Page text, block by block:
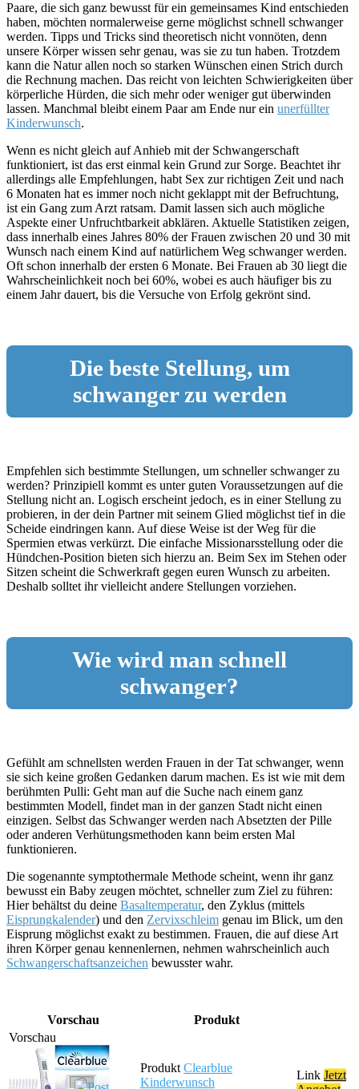
Paare, die sich ganz bewusst für ein gemeinsames Kind entschieden
haben, möchten normalerweise gerne möglichst schnell schwanger
werden. Tipps und Tricks sind theoretisch nicht vonnöten, denn
unsere Körper wissen sehr genau, was sie zu tun haben. Trotzdem
kann die Natur allen noch so starken Wünschen einen Strich durch
die Rechnung machen. Das reicht von leichten Schwierigkeiten über
körperliche Hürden, die sich mehr oder weniger gut überwinden
lassen. Manchmal bleibt einem Paar am Ende nur ein unerfüllter
Kinderwunsch.
Wenn es nicht gleich auf Anhieb mit der Schwangerschaft
funktioniert, ist das erst einmal kein Grund zur Sorge. Beachtet ihr
allerdings alle Empfehlungen, habt Sex zur richtigen Zeit und nach
6 Monaten hat es immer noch nicht geklappt mit der Befruchtung,
ist ein Gang zum Arzt ratsam. Damit lassen sich auch mögliche
Aspekte einer Unfruchtbarkeit abklären. Aktuelle Statistiken zeigen,
dass innerhalb eines Jahres 80% der Frauen zwischen 20 und 30 mit
Wunsch nach einem Kind auf natürlichem Weg schwanger werden.
Oft schon innerhalb der ersten 6 Monate. Bei Frauen ab 30 liegt die
Wahrscheinlichkeit noch bei 60%, wobei es auch häufiger bis zu
einem Jahr dauert, bis die Versuche von Erfolg gekrönt sind.
Die beste Stellung, um
schwanger zu werden
Empfehlen sich bestimmte Stellungen, um schneller schwanger zu
werden? Prinzipiell kommt es unter guten Voraussetzungen auf die
Stellung nicht an. Logisch erscheint jedoch, es in einer Stellung zu
probieren, in der dein Partner mit seinem Glied möglichst tief in die
Scheide eindringen kann. Auf diese Weise ist der Weg für die
Spermien etwas verkürzt. Die einfache Missionarsstellung oder die
Hündchen-Position bieten sich hierzu an. Beim Sex im Stehen oder
Sitzen scheint die Schwerkraft gegen euren Wunsch zu arbeiten.
Deshalb solltet ihr vielleicht andere Stellungen vorziehen.
Wie wird man schnell
schwanger?
Gefühlt am schnellsten werden Frauen in der Tat schwanger, wenn
sie sich keine großen Gedanken darum machen. Es ist wie mit dem
berühmten Pulli: Geht man auf die Suche nach einem ganz
bestimmten Modell, findet man in der ganzen Stadt nicht einen
einzigen. Selbst das Schwanger werden nach Absetzten der Pille
oder anderen Verhütungsmethoden kann beim ersten Mal
funktionieren.
Die sogenannte symptothermale Methode scheint, wenn ihr ganz
bewusst ein Baby zeugen möchtet, schneller zum Ziel zu führen:
Hier behältst du deine Basaltemperatur, den Zyklus (mittels
Eisprungkalender) und den Zervixschleim genau im Blick, um den
Eisprung möglichst exakt zu bestimmen. Frauen, die auf diese Art
ihren Körper genau kennenlernen, nehmen wahrscheinlich auch
Schwangerschaftsanzeichen bewusster wahr.
Vorschau Produkt
Clearblue
Kinderwunsch
Jetzt